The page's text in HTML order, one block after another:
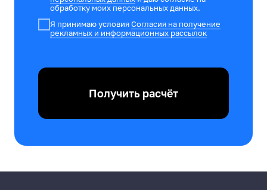
обработку моих персональных данных.
Я принимаю условияСогласия на получение
рекламных и информационных рассылок
Получить расчёт